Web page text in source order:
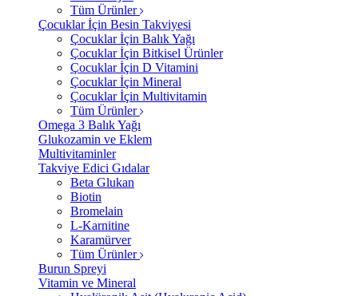
Tüm Ürünler
Çocuklar İçin Besin Takviyesi
Çocuklar İçin Balık Yağı
Çocuklar İçin Bitkisel Ürünler
Çocuklar İçin D Vitamini
Çocuklar İçin Mineral
Çocuklar İçin Multivitamin
Tüm Ürünler
Omega 3 Balık Yağı
Glukozamin ve Eklem
Multivitaminler
Takviye Edici Gıdalar
Beta Glukan
Biotin
Bromelain
L-Karnitine
Karamürver
Tüm Ürünler
Burun Spreyi
Vitamin ve Mineral